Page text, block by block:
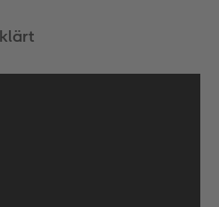
das Bild mit den